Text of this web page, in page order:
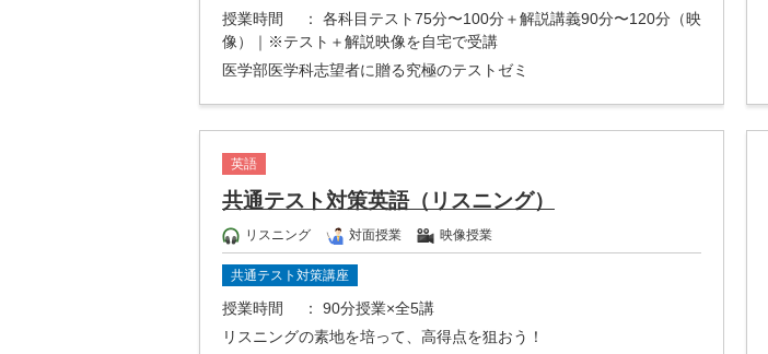
授業時間
： 各科目テスト75分〜100分＋解説講義90分〜120分（映
像）｜※テスト＋解説映像を自宅で受講
医学部医学科志望者に贈る究極のテストゼミ
英語
共通テスト対策英語（リスニング）
リスニング 対面授業 映像授業
共通テスト対策講座
授業時間
： 90分授業×全5講
リスニングの素地を培って、高得点を狙おう！